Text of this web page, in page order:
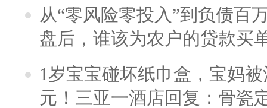
从“零风险零投入”到负债百
盘后，谁该为农户的贷款买
1岁宝宝碰坏纸巾盒，宝妈
元！三亚一酒店回复：骨瓷